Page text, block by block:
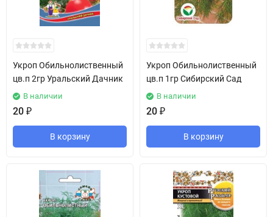
Укроп Обильнолиственный
цв.п 2гр Уральский Дачник
В наличии
20 ₽
В корзину
Укроп Обильнолиственный
цв.п 1гр Сибирский Сад
В наличии
20 ₽
В корзину